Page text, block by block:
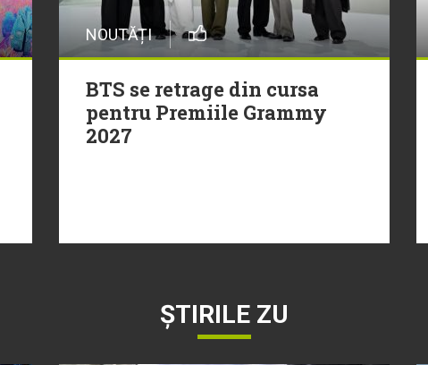
NOUTĂȚI
BTS se retrage din cursa
pentru Premiile Grammy
2027
ȘTIRILE ZU